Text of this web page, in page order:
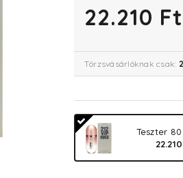
22.210 Ft
Törzsvásárlóknak csak:
Teszter